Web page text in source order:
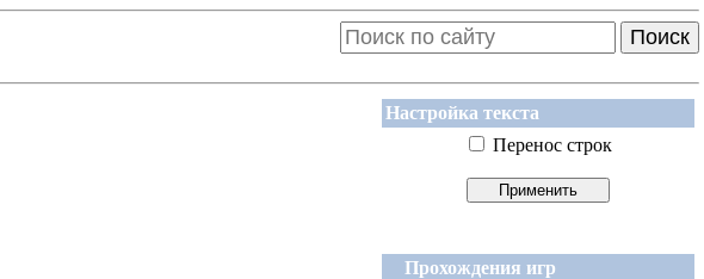
Поиск
Настройка текста
Перенос строк
Прохождения игр